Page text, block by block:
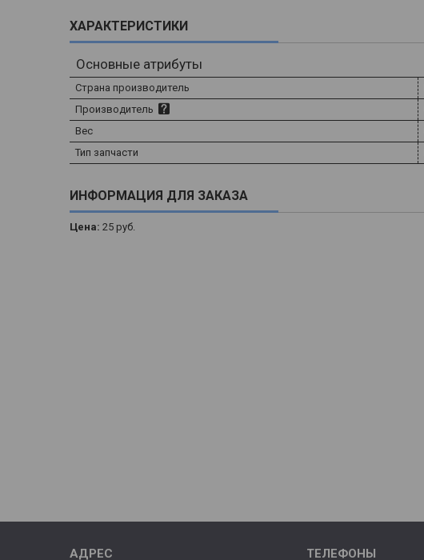
ХАРАКТЕРИСТИКИ
Основные атрибуты
Страна производитель
Производитель
Вес
Тип запчасти
ИНФОРМАЦИЯ ДЛЯ ЗАКАЗА
Цена: 25 руб.